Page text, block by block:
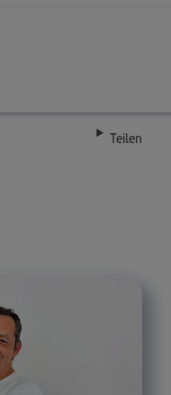
Teilen